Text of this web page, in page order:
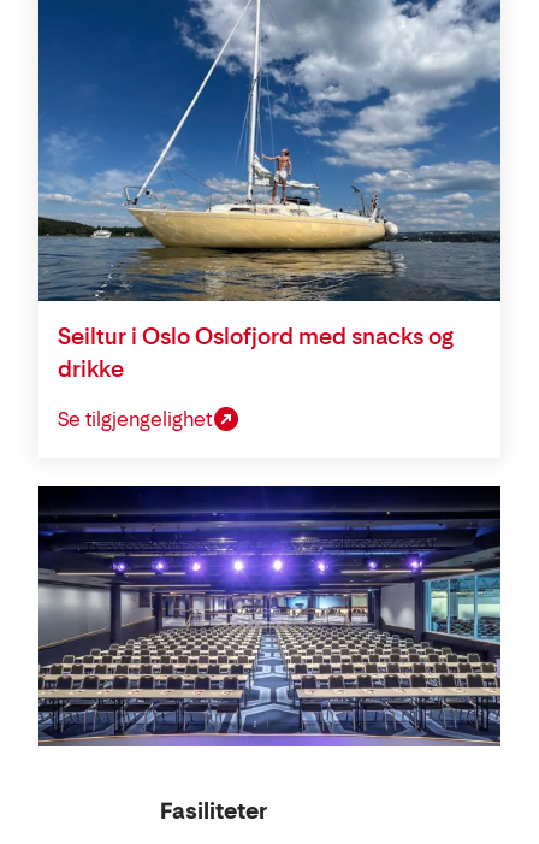
Seiltur i Oslo Oslofjord med snacks og
drikke
Se tilgjengelighet
Konferanse
Fasiliteter